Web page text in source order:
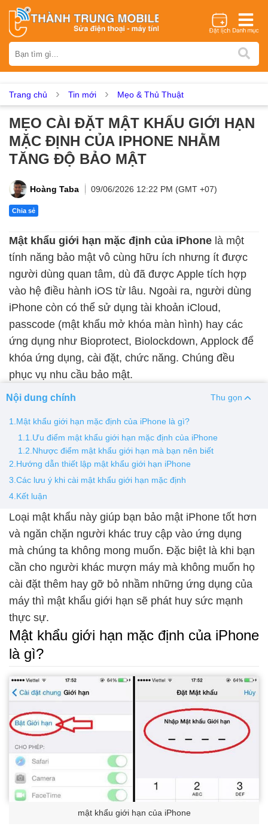
iPhone Samsung Oppo Xiaomi Realme Vivo
Asus Sony Vertu LG Tecno
Dịch vụ sửa chữa
Thay màn hình Thay pin
Thay loa Thay kính lưng
Thay mic Thay rung Thay main Unlock - Mở Khoá
Màn hình Vsmart
Thay pin
Pin iPhone Pin Samsumg Pin Oppo Pin Xiaomi
Pin Realme
Thay vỏ
Vỏ iPhone Vỏ Samsung
Vỏ Huawei
Trang chủ Tin mới Mẹo & Thủ Thuật
MẸO CÀI ĐẶT MẬT KHẨU GIỚI HẠN
MẶC ĐỊNH CỦA IPHONE NHẰM
TĂNG ĐỘ BẢO MẬT
Hoàng Taba 09/06/2026 12:22 PM (GMT +07)
Chia sẻ
Mật khẩu giới hạn mặc định của iPhone là một
tính năng bảo mật vô cùng hữu ích nhưng ít được
người dùng quan tâm, dù đã được Apple tích hợp
vào hệ điều hành iOS từ lâu. Ngoài ra, người dùng
iPhone còn có thể sử dụng tài khoản iCloud,
passcode (mật khẩu mở khóa màn hình) hay các
ứng dụng như Bioprotect, Biolockdown, Applock để
khóa ứng dụng, cài đặt, chức năng. Chúng đều
phục vụ nhu cầu bảo mật.
Nội dung chính Thu gọn
1.Mật khẩu giới hạn mặc định của iPhone là gì?
1.1.Ưu điểm mật khẩu giới hạn mặc định của iPhone
1.2.Nhược điểm mật khẩu giới hạn mà bạn nên biết
2.Hướng dẫn thiết lập mật khẩu giới hạn iPhone
3.Các lưu ý khi cài mật khẩu giới hạn mặc định
4.Kết luận
Loại mật khẩu này giúp bạn bảo mật iPhone tốt hơn
và ngăn chặn người khác truy cập vào ứng dụng
mà chúng ta không mong muốn. Đặc biệt là khi bạn
cần cho người khác mượn máy mà không muốn họ
cài đặt thêm hay gỡ bỏ nhầm những ứng dụng của
máy thì mật khẩu giới hạn sẽ phát huy sức mạnh
thực sự.
Mật khẩu giới hạn mặc định của iPhone
là gì?
mật khẩu giới hạn của iPhone